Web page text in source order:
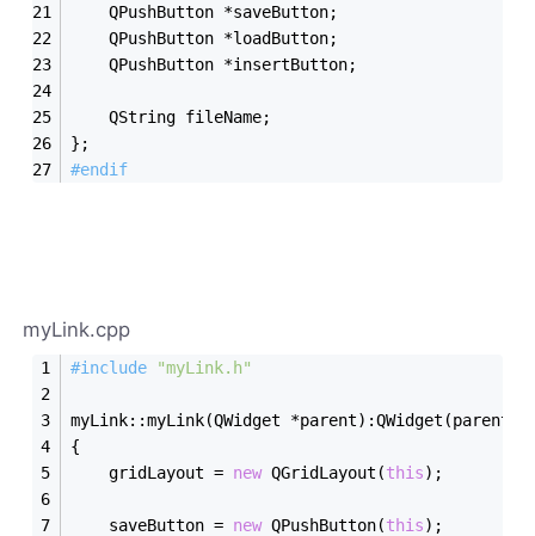
    QPushButton *saveButton;
    QPushButton *loadButton;
    QPushButton *insertButton;
    QString fileName;
};
#endif
myLink.cpp
#include "myLink.h"
myLink::myLink(QWidget *parent):QWidget(parent)
{
    gridLayout =
new QGridLayout(this);
    saveButton =
new QPushButton(this);